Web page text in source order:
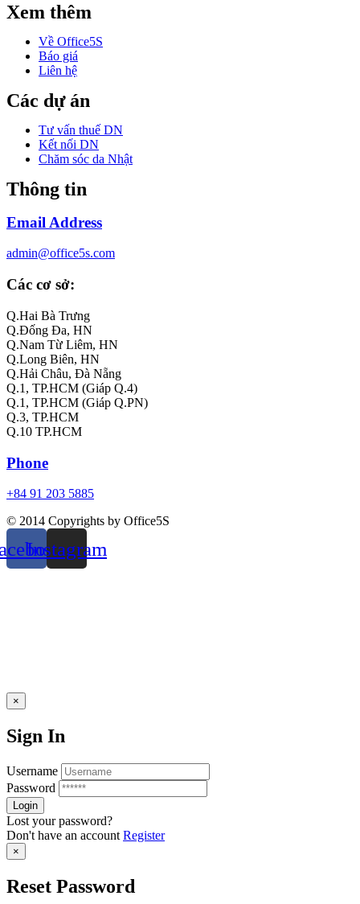
Xem thêm
Về Office5S
Báo giá
Liên hệ
Các dự án
Tư vấn thuế DN
Kết nối DN
Chăm sóc da Nhật
Thông tin
Email Address
admin@office5s.com
Các cơ sở:
Q.Hai Bà Trưng
Q.Đống Đa, HN
Q.Nam Từ Liêm, HN
Q.Long Biên, HN
Q.Hải Châu, Đà Nẵng
Q.1, TP.HCM (Giáp Q.4)
Q.1, TP.HCM (Giáp Q.PN)
Q.3, TP.HCM
Q.10 TP.HCM
Phone
+84 91 203 5885
© 2014 Copyrights by Office5S
Instagram
×
Sign In
Username
Password
Lost your password?
Don't have an account Register
×
Reset Password